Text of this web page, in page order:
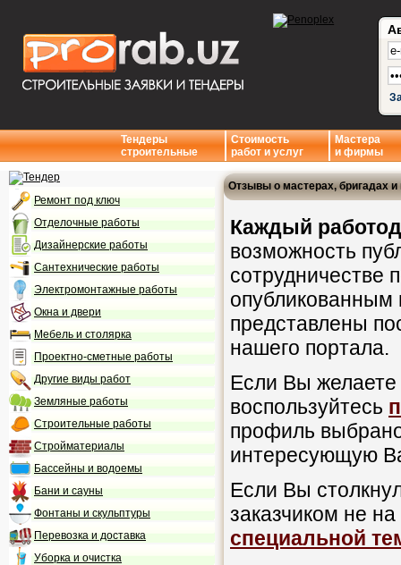
Тендеры
строительные
Стоимость
работ и услуг
Мастера
и фирмы
Ремонт под ключ
Отделочные работы
Дизайнерские работы
Сантехнические работы
Электромонтажные работы
Окна и двери
Мебель и столярка
Проектно-сметные работы
Другие виды работ
Земляные работы
Строительные работы
Стройматериалы
Бассейны и водоемы
Бани и сауны
Фонтаны и скульптуры
Перевозка и доставка
Уборка и очистка
Отзывы о мастерах, бригадах и
Каждый
возможность
сотрудничестве
опубликованным
представлены
нашего портала.
Если Вы
воспользуйтесь
профиль
интересующую
Если Вы
заказчиком не
специальной